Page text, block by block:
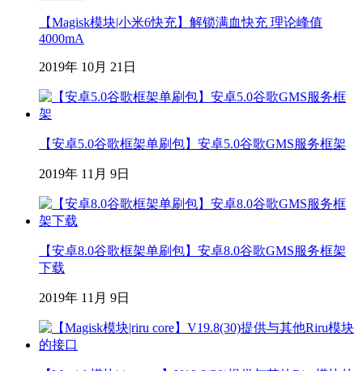
【Magisk模块|小米6快充】解锁满血快充 理论峰值
4000mA
2019年 10月 21日
【安卓5.0谷歌框架单刷包】安卓5.0谷歌GMS服务框架
2019年 11月 9日
【安卓8.0谷歌框架单刷包】安卓8.0谷歌GMS服务框架
下载
2019年 11月 9日